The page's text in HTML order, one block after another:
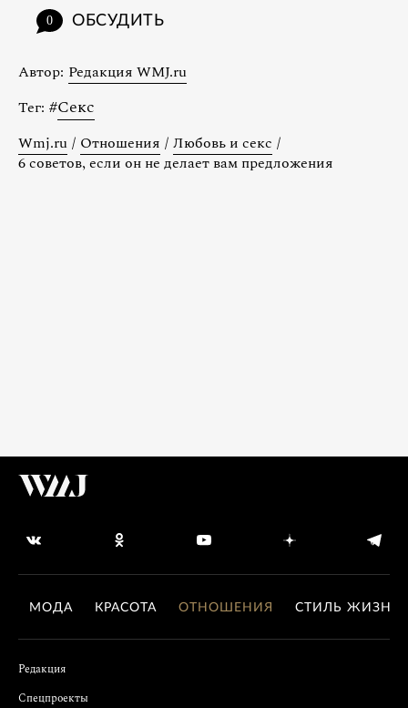
0 ОБСУДИТЬ
Автор: Редакция WMJ.ru
Тег: #Секс
Wmj.ru / Отношения / Любовь и секс /
6 советов, если он не делает вам предложения
МОДА КРАСОТА ОТНОШЕНИЯ СТИЛЬ ЖИЗНИ
Редакция
Спецпроекты